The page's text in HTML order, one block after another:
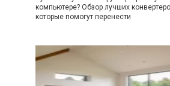
компьютере? Обзор лучших
которые помогут перенести